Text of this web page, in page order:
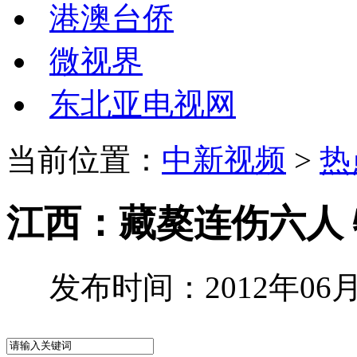
港澳台侨
微视界
东北亚电视网
当前位置： 中新视频 >
江西：藏獒连伤六人
发布时间：2012年06